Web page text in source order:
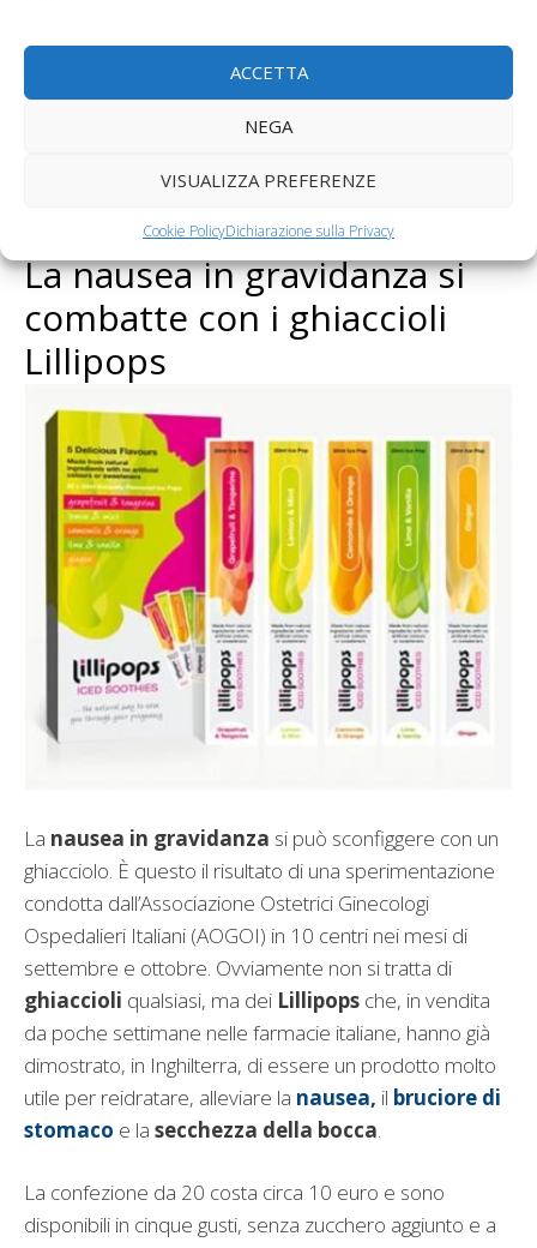
ACCETTA
NEGA
VISUALIZZA PREFERENZE
Cookie PolicyDichiarazione sulla Privacy
La nausea in gravidanza si
combatte con i ghiaccioli
Lillipops
La nausea in gravidanza si può sconfiggere con un
ghiacciolo. È questo il risultato di una sperimentazione
condotta dall’Associazione Ostetrici Ginecologi
Ospedalieri Italiani (AOGOI) in 10 centri nei mesi di
settembre e ottobre. Ovviamente non si tratta di
ghiaccioli qualsiasi, ma dei Lillipops che, in vendita
da poche settimane nelle farmacie italiane, hanno già
dimostrato, in Inghilterra, di essere un prodotto molto
utile per reidratare, alleviare la nausea, il bruciore di
stomaco e la secchezza della bocca.
La confezione da 20 costa circa 10 euro e sono
disponibili in cinque gusti, senza zucchero aggiunto e a